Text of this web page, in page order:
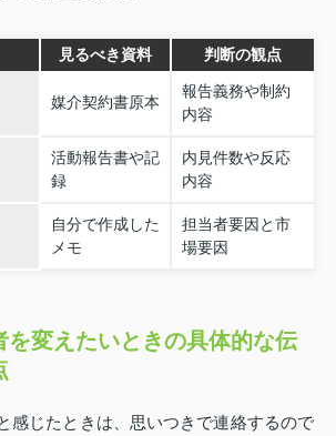
見るべき資料 判断の観点
媒介契約書原本
報告義務や制約
内容
活動報告書や記
録
内見件数や反応
内容
自分で作成した
メモ
担当者要因と市
場要因
を変えたいときの具体的な伝
感じたときは、思いつきで連絡するので